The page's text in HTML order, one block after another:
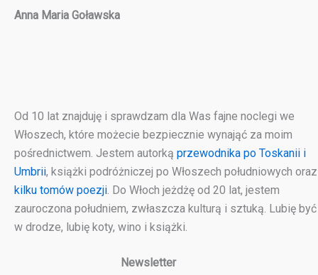
Anna Maria Goławska
Od 10 lat znajduję i sprawdzam dla Was fajne noclegi we
Włoszech, które możecie bezpiecznie wynająć za moim
pośrednictwem. Jestem autorką przewodnika po Toskanii i
Umbrii, książki podróżniczej po Włoszech południowych oraz
kilku tomów poezji. Do Włoch jeżdżę od 20 lat, jestem
zauroczona południem, zwłaszcza kulturą i sztuką. Lubię być
w drodze, lubię koty, wino i książki.
Newsletter